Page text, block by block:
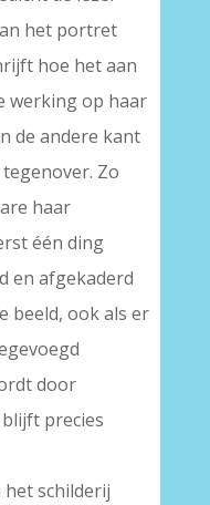
het portret
hoe het aan
werking op haar
de andere kant
Zo
haar
één ding
en afgekaderd
beeld, ook als er
door
precies
schilderij